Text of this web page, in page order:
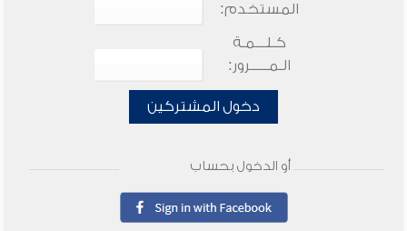
المستخدم:
كـلـــمـة
الـمـــــرور:
دخول المشتركين
أو الدخول بحساب